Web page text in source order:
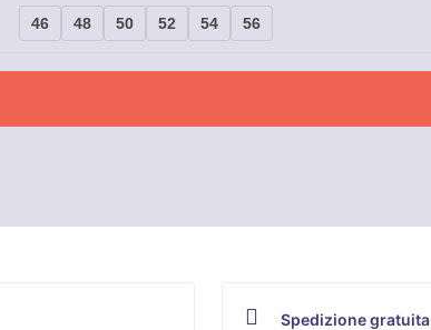
46 48 50 52 54 56
Spedizione gratuita